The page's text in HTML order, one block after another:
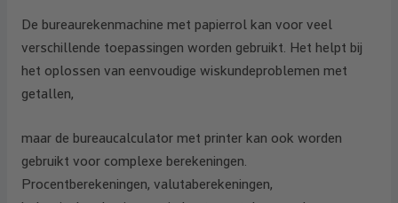
De bureaurekenmachine met papierrol kan voor veel
verschillende toepassingen worden gebruikt. Het helpt bij
het oplossen van eenvoudige wiskundeproblemen met
getallen,
maar de bureaucalculator met printer kan ook worden
gebruikt voor complexe berekeningen.
Procentberekeningen, valutaberekeningen,